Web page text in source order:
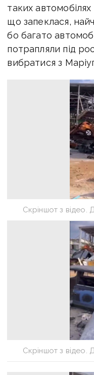
таких
що запеклася,
бо багато
потрапляли під
вибратися з
Скріншот з
Скріншот з